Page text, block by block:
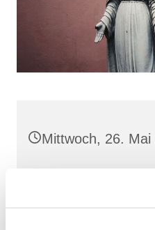
Mittwoch, 26.
St. Josef,